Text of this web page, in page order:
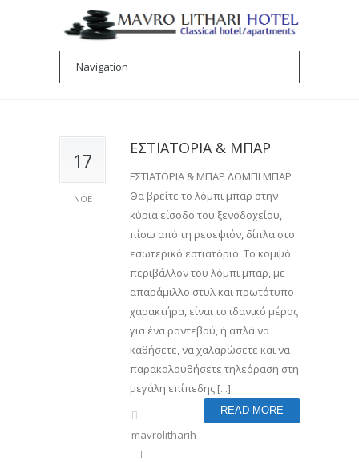
17
ΝΟΕ
ΕΣΤΙΑΤΟΡΙΑ & ΜΠΑΡ
ΕΣΤΙΑΤΟΡΙΑ & ΜΠΑΡ ΛΟΜΠΙ ΜΠΑΡ
Θα βρείτε το λόμπι μπαρ στην
κύρια είσοδο του ξενοδοχείου,
πίσω από τη ρεσεψιόν, δίπλα στο
εσωτερικό εστιατόριο. Το κομψό
περιβάλλον του λόμπι μπαρ, με
απαράμιλλο στυλ και πρωτότυπο
χαρακτήρα, είναι το ιδανικό μέρος
για ένα ραντεβού, ή απλά να
καθήσετε, να χαλαρώσετε και να
παρακολουθήσετε τηλεόραση στη
μεγάλη επίπεδης [...]
READ MORE
mavrolitharihotel